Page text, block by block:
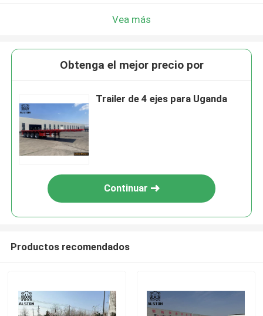
Vea más
Obtenga el mejor precio por
Trailer de 4 ejes para Uganda
Continuar
Productos recomendados